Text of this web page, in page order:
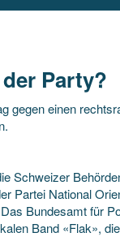
Party?
gegen einen
Schweizer
Partei National
Bundesamt für
Band «Flak»,